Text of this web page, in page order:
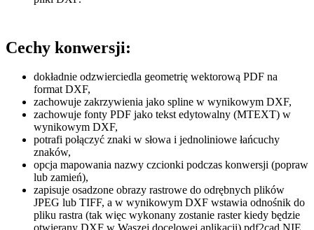
Cechy konwersji:
dokładnie odzwierciedla geometrię wektorową PDF na
format DXF,
zachowuje zakrzywienia jako spline w wynikowym DXF,
zachowuje fonty PDF jako tekst edytowalny (MTEXT) w
wynikowym DXF,
potrafi połączyć znaki w słowa i jednoliniowe łańcuchy
znaków,
opcja mapowania nazwy czcionki podczas konwersji (popraw
lub zamień),
zapisuje osadzone obrazy rastrowe do odrębnych plików
JPEG lub TIFF, a w wynikowym DXF wstawia odnośnik do
pliku rastra (tak więc wykonany zostanie raster kiedy będzie